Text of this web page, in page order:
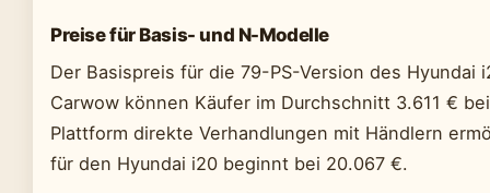
Preise für Basis- und N-Modelle
Der Basispreis für die 79-PS-Version des Hyundai
Carwow können Käufer im Durchschnitt 3.611 €
Plattform direkte Verhandlungen mit Händlern
für den Hyundai i20 beginnt bei 20.067 €.